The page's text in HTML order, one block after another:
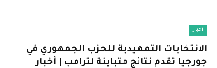
أخبار
الانتخابات التمهيدية للحزب الجمهوري في
جورجيا تقدم نتائج متباينة لترامب | أخبار